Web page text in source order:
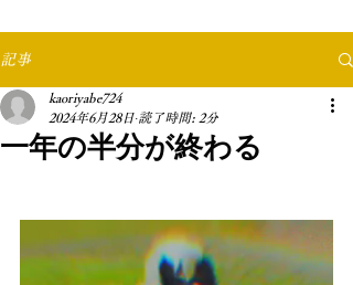
記事
一年の半分が終わる
kaoriyabe724
2024年6月28日 読了時間: 2分